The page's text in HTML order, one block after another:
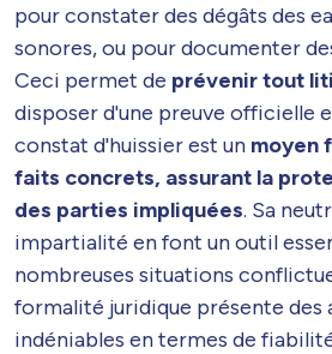
pour constater des dégâts des
sonores, ou pour documenter
Ceci permet de prévenir tout
disposer d'une preuve officielle
constat d'huissier est un moyen
faits concrets, assurant la
des parties impliquées. Sa
impartialité en font un outil
nombreuses situations
formalité juridique présente des
indéniables en termes de